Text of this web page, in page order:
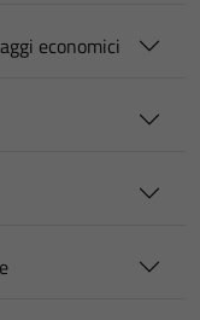
economici